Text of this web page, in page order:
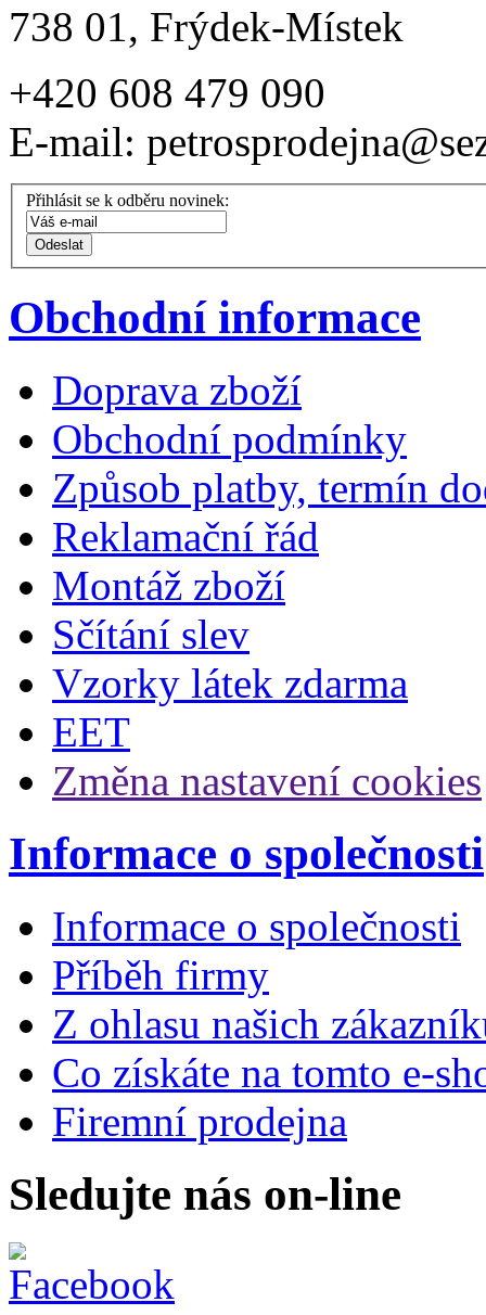
738 01, Frýdek-Místek
+420 608 479 090
E-mail:
Přihlásit se k odběru novinek:
Obchodní informace
Doprava zboží
Obchodní podmínky
Způsob platby, termín
Reklamační řád
Montáž zboží
Sčítání slev
Vzorky látek zdarma
EET
Změna nastavení cookies
Informace o společnosti
Informace o společnosti
Příběh firmy
Z ohlasu našich
Co získáte na tomto e-
Firemní prodejna
Sledujte nás on-line